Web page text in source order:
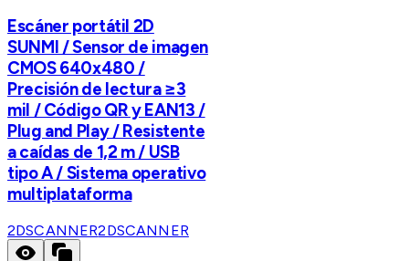
Escáner portátil 2D
SUNMI / Sensor de imagen
CMOS 640x480 /
Precisión de lectura ≥3
mil / Código QR y EAN13 /
Plug and Play / Resistente
a caídas de 1,2 m / USB
tipo A / Sistema operativo
multiplataforma
2DSCANNER2DSCANNER